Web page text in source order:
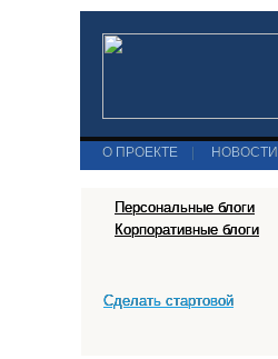
О ПРОЕКТЕ НОВОСТИ
Персональные блоги
Корпоративные блоги
Сделать стартовой